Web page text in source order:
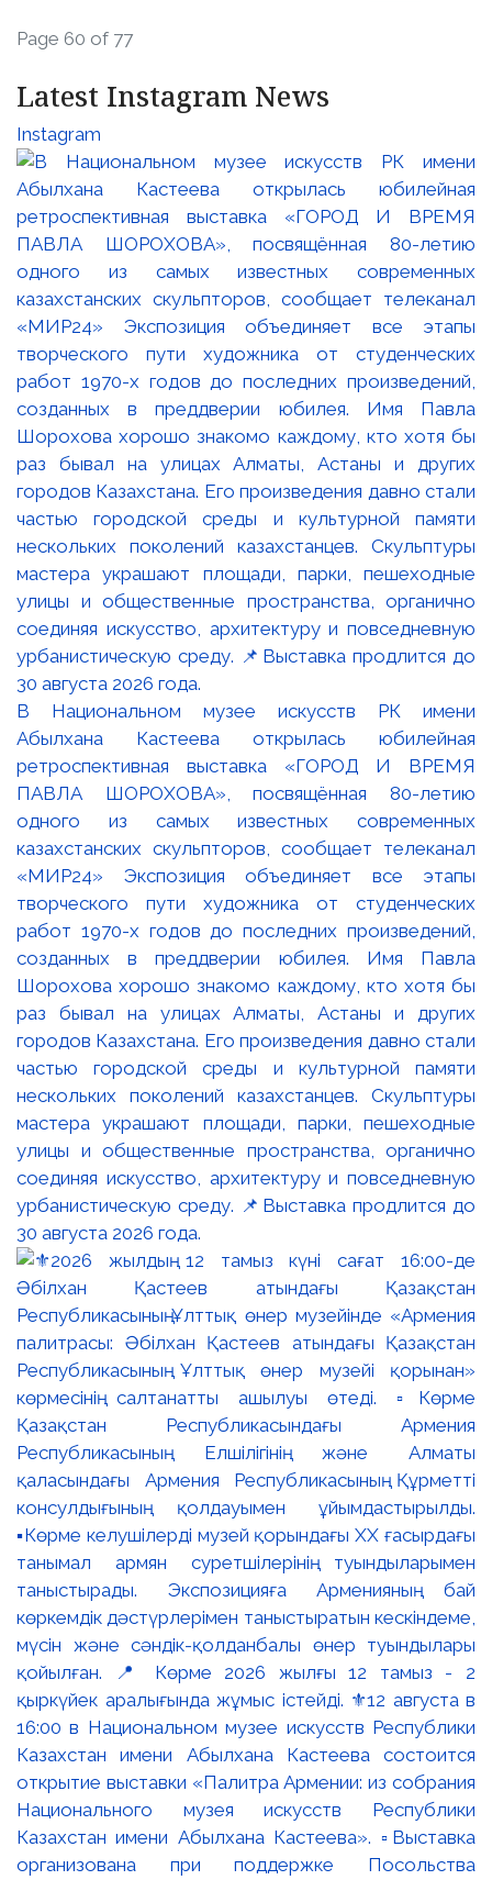
Page 60 of 77
Latest Instagram News
Instagram
В Национальном музее искусств РК имени
Абылхана Кастеева открылась юбилейная
ретроспективная выставка «ГОРОД И ВРЕМЯ
ПАВЛА ШОРОХОВА», посвящённая 80-летию
одного из самых известных современных
казахстанских скульпторов, сообщает телеканал
«МИР24» Экспозиция объединяет все этапы
творческого пути художника от студенческих
работ 1970-х годов до последних произведений,
созданных в преддверии юбилея. Имя Павла
Шорохова хорошо знакомо каждому, кто хотя бы
раз бывал на улицах Алматы, Астаны и других
городов Казахстана. Его произведения давно стали
частью городской среды и культурной памяти
нескольких поколений казахстанцев. Скульптуры
мастера украшают площади, парки, пешеходные
улицы и общественные пространства, органично
соединяя искусство, архитектуру и повседневную
урбанистическую среду. 📌Выставка продлится до
30 августа 2026 года.